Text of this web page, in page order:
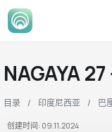
NAGAYA
目录 印度尼西亚 巴
创建时间: 09.11.2024